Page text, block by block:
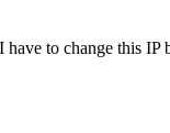
to change this IP